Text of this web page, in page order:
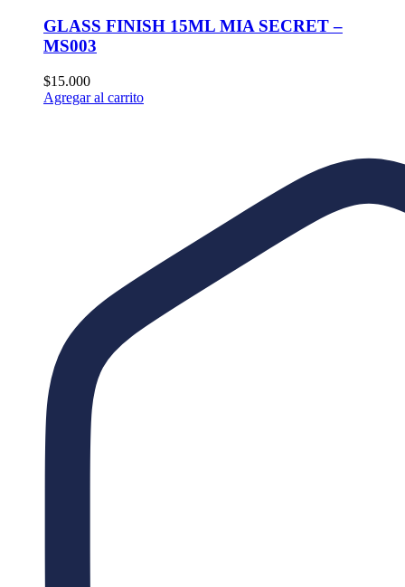
GLASS FINISH 15ML MIA SECRET –
MS003
$15.000
Agregar al carrito